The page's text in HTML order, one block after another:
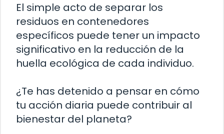
El simple acto de separar los
residuos en contenedores
específicos puede tener un impacto
significativo en la reducción de la
huella ecológica de cada individuo.
¿Te has detenido a pensar en cómo
tu acción diaria puede contribuir al
bienestar del planeta?